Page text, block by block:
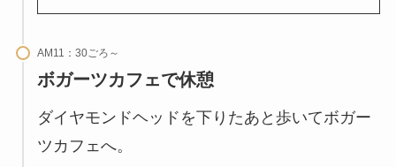
AM11：30ごろ～
ボガーツカフェで休憩
ダイヤモンドヘッドを下りたあと歩いてボガー
ツカフェへ。